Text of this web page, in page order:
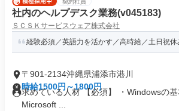
契約社員
社内のヘルプデスク業務(v045183)
ＳＣＳＫサービスウェア株式会社
経験必須／英語力を活かす／高時給／土日祝
〒901-2134沖縄県浦添市港川
時給1500円～1800円
求めている人材 【必須】 ・Windowsの
Microsoft ...